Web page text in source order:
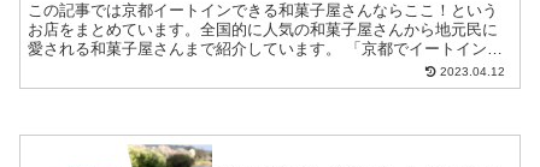
この記事では京都イートインできる和菓子屋さんならここ！という
お店をまとめています。全国的に人気の和菓子屋さんから地元民に
愛される和菓子屋さんまで紹介しています。 「京都でイートインで
2023.04.12